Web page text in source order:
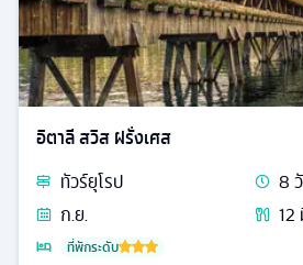
อิตาลี สวิส ฝรั่งเศส
ทัวร์ยุโรป 8
ก.ย.
12
ที่พักระดับ